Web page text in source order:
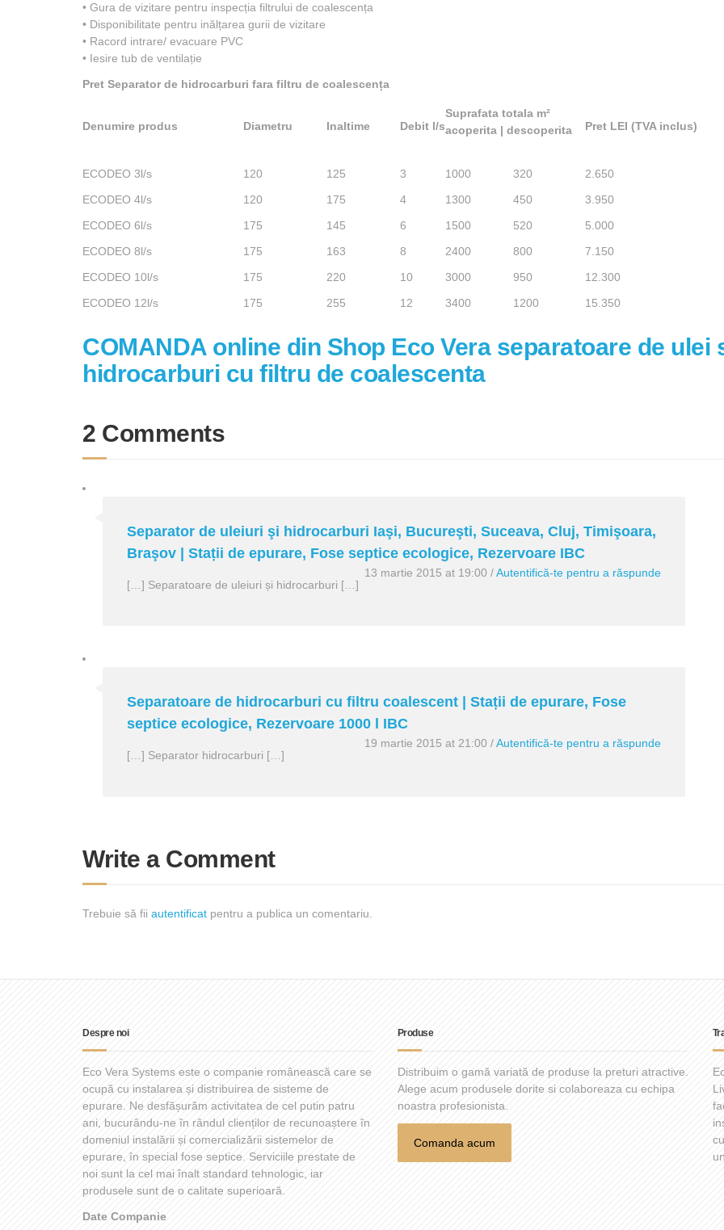
• Gura de vizitare pentru inspecția filtrului de coalescența
• Disponibilitate pentru inălțarea gurii de vizitare
• Racord intrare/ evacuare PVC
• Iesire tub de ventilație
Pret Separator de hidrocarburi fara filtru de coalescența
Denumire produs Diametru Inaltime Debit l/s
Suprafata totala m²
acoperita | descoperita
Pret LEI (TVA inclus)
ECODEO 3l/s 120 125 3 1000 320
2.650
ECODEO 4l/s
120 175 4 1300 450
3.950
ECODEO 6l/s
175 145 6 1500 520
5.000
ECODEO 8l/s
175 163 8 2400 800
7.150
ECODEO 10l/s
175 220 10 3000 950
12.300
ECODEO 12l/s
175 255 12 3400 1200 15.350
COMANDA online din Shop Eco Vera separatoare de ulei
hidrocarburi cu filtru de coalescenta
2 Comments
Separator de uleiuri şi hidrocarburi Iaşi, Bucureşti, Suceava, Cluj, Timişoara,
Braşov | Stații de epurare, Fose septice ecologice, Rezervoare IBC
13 martie 2015 at 19:00 /Autentifică-te pentru a răspunde
[…] Separatoare de uleiuri și hidrocarburi […]
Separatoare de hidrocarburi cu filtru coalescent | Stații de epurare, Fose
septice ecologice, Rezervoare 1000 l IBC
19 martie 2015 at 21:00 /Autentifică-te pentru a răspunde
[…] Separator hidrocarburi […]
Write a Comment
Trebuie să fii autentificat pentru a publica un comentariu.
Despre noi
Eco Vera Systems este o companie românească care se
ocupă cu instalarea și distribuirea de sisteme de
epurare. Ne desfășurăm activitatea de cel putin patru
ani, bucurându-ne în rândul clienților de recunoaștere în
domeniul instalării și comercializării sistemelor de
epurare, în special fose septice. Serviciile prestate de
noi sunt la cel mai înalt standard tehnologic, iar
produsele sunt de o calitate superioară.
Date Companie
Produse
Distribuim o gamă variată de produse la preturi atractive.
Alege acum produsele dorite si colaboreaza cu echipa
noastra profesionista.
Comanda acum